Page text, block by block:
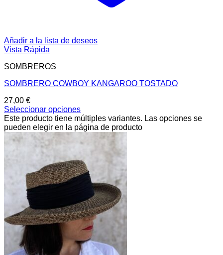
Añadir a la lista de deseos
Vista Rápida
SOMBREROS
SOMBRERO COWBOY KANGAROO TOSTADO
27,00 €
Seleccionar opciones
Este producto tiene múltiples variantes. Las opciones se
pueden elegir en la página de producto